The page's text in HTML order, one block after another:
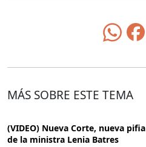
MÁS SOBRE ESTE TEMA
(VIDEO) Nueva Corte, nueva pifia
de la ministra Lenia Batres